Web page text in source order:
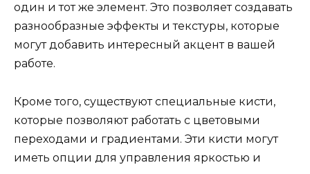
один и тот же элемент. Это позволяет создавать
разнообразные эффекты и текстуры, которые
могут добавить интересный акцент в вашей
работе.
Кроме того, существуют специальные кисти,
которые позволяют работать с цветовыми
переходами и градиентами. Эти кисти могут
иметь опции для управления яркостью и